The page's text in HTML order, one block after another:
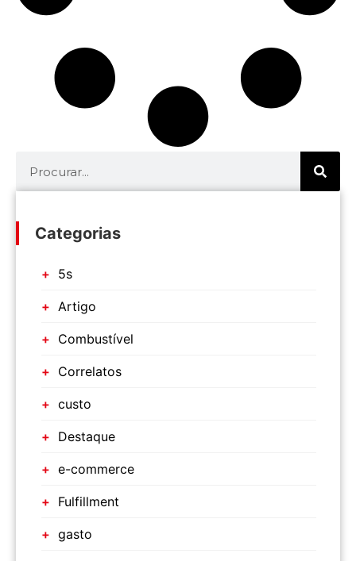
Categorias
5s
Artigo
Combustível
Correlatos
custo
Destaque
e-commerce
Fulfillment
gasto